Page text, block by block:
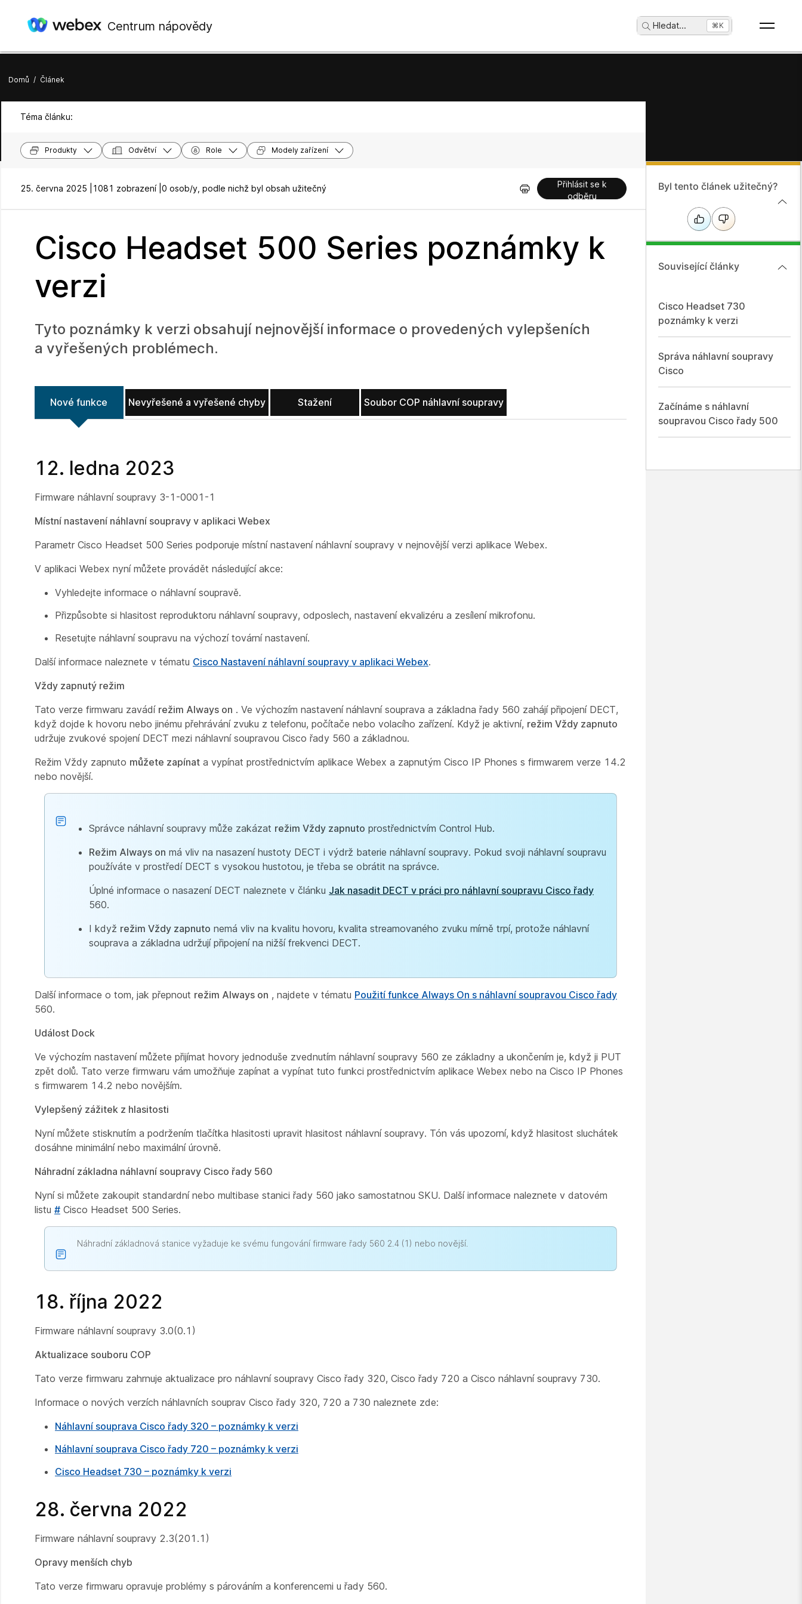
Centrum nápovědy Hledat... ⌘K
Domů / Článek
Téma článku:
Produkty Odvětví Role Modely zařízení
25. června 2025 | 1081 zobrazení | 0 osob/y, podle nichž byl obsah užitečný
Přihlásit se k
odběru
Cisco Headset 500 Series poznámky k
verzi
Tyto poznámky k verzi obsahují nejnovější informace o provedených vylepšeních
a vyřešených problémech.
Nové funkce Nevyřešené a vyřešené chyby Stažení Soubor COP náhlavní soupravy
12. ledna 2023
Firmware náhlavní soupravy 3-1-0001-1
Místní nastavení náhlavní soupravy v aplikaci Webex
Parametr Cisco Headset 500 Series podporuje místní nastavení náhlavní soupravy v nejnovější verzi aplikace Webex.
V aplikaci Webex nyní můžete provádět následující akce:
Vyhledejte informace o náhlavní soupravě.
Přizpůsobte si hlasitost reproduktoru náhlavní soupravy, odposlech, nastavení ekvalizéru a zesílení mikrofonu.
Resetujte náhlavní soupravu na výchozí tovární nastavení.
Další informace naleznete v tématu Cisco Nastavení náhlavní soupravy v aplikaci Webex.
Vždy zapnutý režim
Tato verze firmwaru zavádí režim Always on . Ve výchozím nastavení náhlavní souprava a základna řady 560 zahájí připojení DECT,
když dojde k hovoru nebo jinému přehrávání zvuku z telefonu, počítače nebo volacího zařízení. Když je aktivní, režim Vždy zapnuto
udržuje zvukové spojení DECT mezi náhlavní soupravou Cisco řady 560 a základnou.
Režim Vždy zapnuto můžete zapínat a vypínat prostřednictvím aplikace Webex a zapnutým Cisco IP Phones s firmwarem verze 14.2
nebo novější.
Správce náhlavní soupravy může zakázat režim Vždy zapnuto prostřednictvím Control Hub.
Režim Always on má vliv na nasazení hustoty DECT i výdrž baterie náhlavní soupravy. Pokud svoji náhlavní soupravu
používáte v prostředí DECT s vysokou hustotou, je třeba se obrátit na správce.
Úplné informace o nasazení DECT naleznete v článku Jak nasadit DECT v práci pro náhlavní soupravu Cisco řady
560.
I když režim Vždy zapnuto nemá vliv na kvalitu hovoru, kvalita streamovaného zvuku mírně trpí, protože náhlavní
souprava a základna udržují připojení na nižší frekvenci DECT.
Další informace o tom, jak přepnout režim Always on , najdete v tématu Použití funkce Always On s náhlavní soupravou Cisco řady
560.
Událost Dock
Ve výchozím nastavení můžete přijímat hovory jednoduše zvednutím náhlavní soupravy 560 ze základny a ukončením je, když ji PUT
zpět dolů. Tato verze firmwaru vám umožňuje zapínat a vypínat tuto funkci prostřednictvím aplikace Webex nebo na Cisco IP Phones
s firmwarem 14.2 nebo novějším.
Vylepšený zážitek z hlasitosti
Nyní můžete stisknutím a podržením tlačítka hlasitosti upravit hlasitost náhlavní soupravy. Tón vás upozorní, když hlasitost sluchátek
dosáhne minimální nebo maximální úrovně.
Náhradní základna náhlavní soupravy Cisco řady 560
Nyní si můžete zakoupit standardní nebo multibase stanici řady 560 jako samostatnou SKU. Další informace naleznete v datovém
listu # Cisco Headset 500 Series.
Náhradní základnová stanice vyžaduje ke svému fungování firmware řady 560 2.4 (1) nebo novější.
18. října 2022
Firmware náhlavní soupravy 3.0(0.1)
Aktualizace souboru COP
Tato verze firmwaru zahrnuje aktualizace pro náhlavní soupravy Cisco řady 320, Cisco řady 720 a Cisco náhlavní soupravy 730.
Informace o nových verzích náhlavních souprav Cisco řady 320, 720 a 730 naleznete zde:
Náhlavní souprava Cisco řady 320 – poznámky k verzi
Náhlavní souprava Cisco řady 720 – poznámky k verzi
Cisco Headset 730 – poznámky k verzi
28. června 2022
Firmware náhlavní soupravy 2.3(201.1)
Opravy menších chyb
Tato verze firmwaru opravuje problémy s párováním a konferencemi u řady 560.
Byl tento článek užitečný?
Související články
Cisco Headset 730
poznámky k verzi
Správa náhlavní soupravy
Cisco
Začínáme s náhlavní
soupravou Cisco řady 500